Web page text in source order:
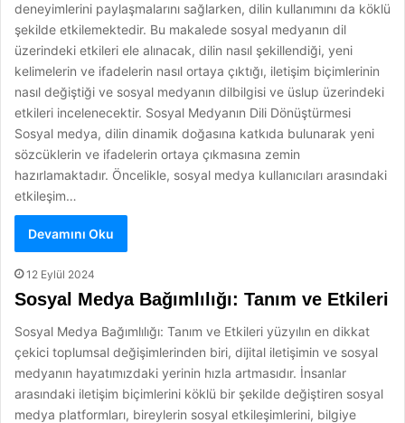
deneyimlerini paylaşmalarını sağlarken, dilin kullanımını da köklü
şekilde etkilemektedir. Bu makalede sosyal medyanın dil
üzerindeki etkileri ele alınacak, dilin nasıl şekillendiği, yeni
kelimelerin ve ifadelerin nasıl ortaya çıktığı, iletişim biçimlerinin
nasıl değiştiği ve sosyal medyanın dilbilgisi ve üslup üzerindeki
etkileri incelenecektir. Sosyal Medyanın Dili Dönüştürmesi
Sosyal medya, dilin dinamik doğasına katkıda bulunarak yeni
sözcüklerin ve ifadelerin ortaya çıkmasına zemin
hazırlamaktadır. Öncelikle, sosyal medya kullanıcıları arasındaki
etkileşim…
Devamını Oku
12 Eylül 2024
Sosyal Medya Bağımlılığı: Tanım ve Etkileri
Sosyal Medya Bağımlılığı: Tanım ve Etkileri yüzyılın en dikkat
çekici toplumsal değişimlerinden biri, dijital iletişimin ve sosyal
medyanın hayatımızdaki yerinin hızla artmasıdır. İnsanlar
arasındaki iletişim biçimlerini köklü bir şekilde değiştiren sosyal
medya platformları, bireylerin sosyal etkileşimlerini, bilgiye